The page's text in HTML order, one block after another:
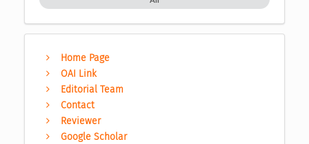
Home Page
OAI Link
Editorial Team
Contact
Reviewer
Google Scholar